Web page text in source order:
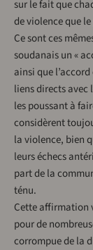
sur le fait que
de violence que
Ce sont ces
soudanais un «
ainsi que
liens directs avec
les poussant à
considèrent
la violence, bien
leurs échecs
part de la
ténu.
Cette affirmation
pour de
corrompue de la